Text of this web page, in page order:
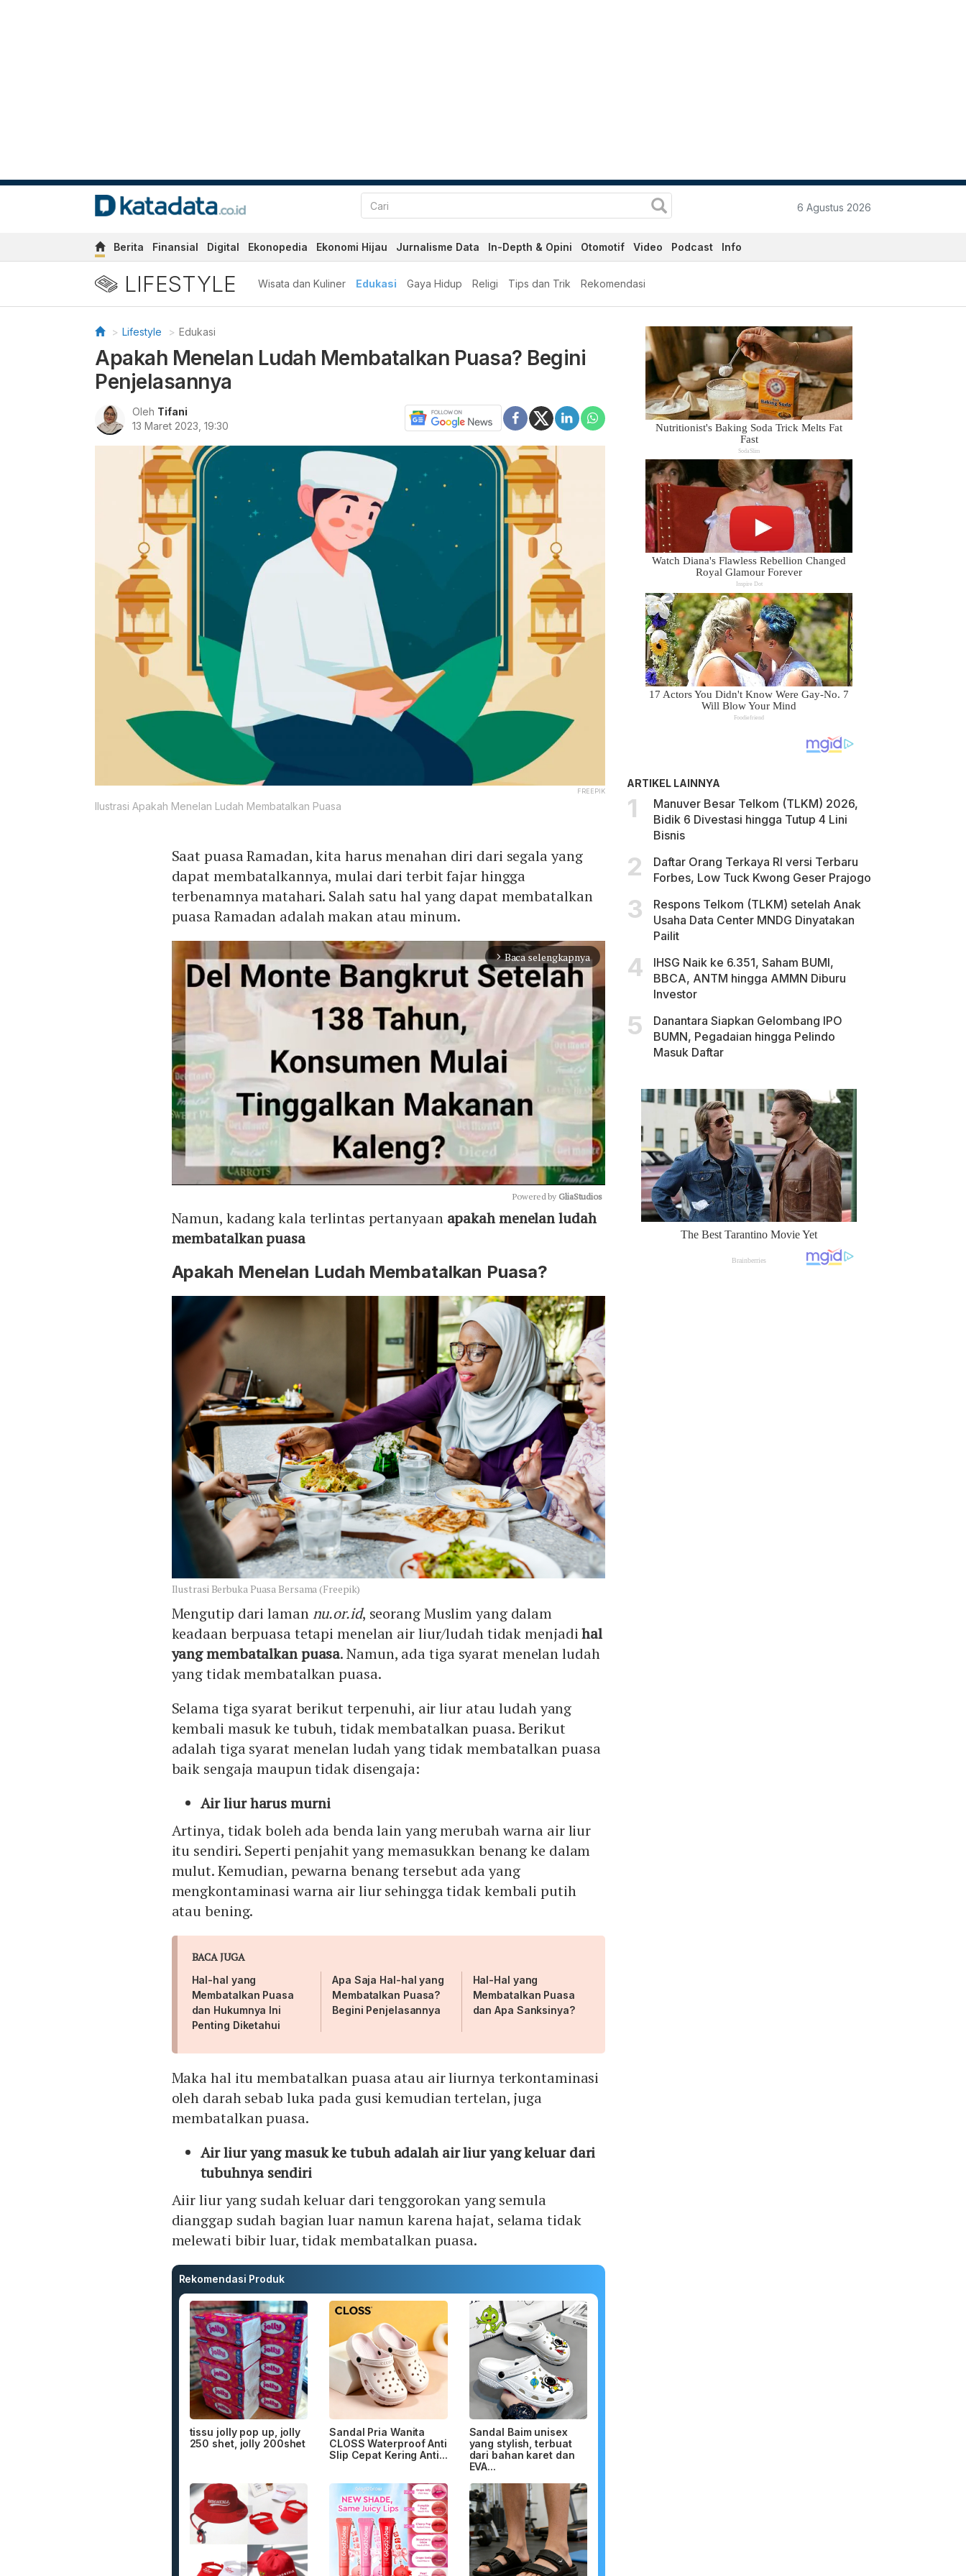
6 Agustus 2026
Berita Finansial Digital Ekonopedia Ekonomi Hijau Jurnalisme Data In-Depth & Opini Otomotif Video Podcast Info
LIFESTYLE Wisata dan Kuliner Edukasi Gaya Hidup Religi Tips dan Trik Rekomendasi
Lifestyle Edukasi
Apakah Menelan Ludah Membatalkan Puasa? Begini
Penjelasannya
Oleh Tifani
13 Maret 2023, 19:30
FREEPIK
Ilustrasi Apakah Menelan Ludah Membatalkan Puasa
Saat puasa Ramadan, kita harus menahan diri dari segala yang
dapat membatalkannya, mulai dari terbit fajar hingga
terbenamnya matahari. Salah satu hal yang dapat membatalkan
puasa Ramadan adalah makan atau minum.
arrow_forward_ios Baca selengkapnya
Powered by GliaStudios
Namun, kadang kala terlintas pertanyaan apakah menelan ludah
membatalkan puasa
Apakah Menelan Ludah Membatalkan Puasa?
Ilustrasi Berbuka Puasa Bersama (Freepik)
Mengutip dari lamannu.or.id, seorang Muslim yang dalam
keadaan berpuasa tetapi menelan air liur/ludah tidak menjadihal
yang membatalkan puasa. Namun, ada tiga syarat menelan ludah
yang tidak membatalkan puasa.
Selama tiga syarat berikut terpenuhi, air liur atau ludah yang
kembali masuk ke tubuh, tidak membatalkan puasa. Berikut
adalah tiga syarat menelan ludah yang tidak membatalkan puasa
baik sengaja maupun tidak disengaja:
Air liur harus murni
Artinya, tidak boleh ada benda lain yang merubah warna air liur
itu sendiri. Seperti penjahit yang memasukkan benang ke dalam
mulut. Kemudian, pewarna benang tersebut ada yang
mengkontaminasi warna air liur sehingga tidak kembali putih
atau bening.
BACA JUGA
Hal-hal yang
Membatalkan Puasa
dan Hukumnya Ini
Penting Diketahui
Apa Saja Hal-hal yang
Membatalkan Puasa?
Begini Penjelasannya
Hal-Hal yang
Membatalkan Puasa
dan Apa Sanksinya?
Maka hal itu membatalkan puasa atau air liurnya terkontaminasi
oleh darah sebab luka pada gusi kemudian tertelan, juga
membatalkan puasa.
Air liur yang masuk ke tubuh adalah air liur yang keluar dari
tubuhnya sendiri
Aiir liur yang sudah keluar dari tenggorokan yang semula
dianggap sudah bagian luar namun karena hajat, selama tidak
melewati bibir luar, tidak membatalkan puasa.
Rekomendasi Produk
tissu jolly pop up, jolly
250 shet, jolly 200shet
Sandal Pria Wanita
CLOSS Waterproof Anti
Slip Cepat Kering Anti...
Sandal Baim unisex
yang stylish, terbuat
dari bahan karet dan
EVA...
ARTIKEL LAINNYA
Manuver Besar Telkom (TLKM) 2026,
Bidik 6 Divestasi hingga Tutup 4 Lini
Bisnis
Daftar Orang Terkaya RI versi Terbaru
Forbes, Low Tuck Kwong Geser Prajogo
Respons Telkom (TLKM) setelah Anak
Usaha Data Center MNDG Dinyatakan
Pailit
IHSG Naik ke 6.351, Saham BUMI,
BBCA, ANTM hingga AMMN Diburu
Investor
Danantara Siapkan Gelombang IPO
BUMN, Pegadaian hingga Pelindo
Masuk Daftar